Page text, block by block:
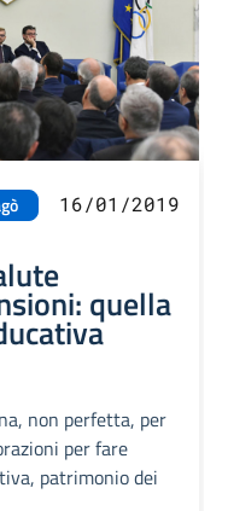
16/01/2019
quella
non perfetta, per
per fare
patrimonio dei